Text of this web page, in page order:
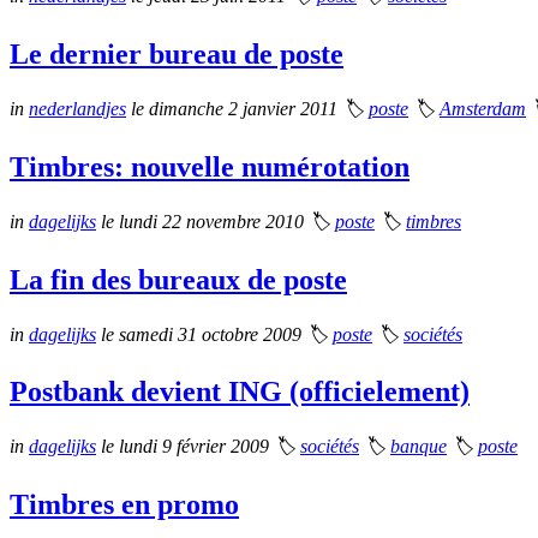
Le dernier bureau de poste
in nederlandjes le dimanche 2 janvier 2011 🏷 poste 🏷 Amsterdam
Timbres: nouvelle numérotation
in dagelijks le lundi 22 novembre 2010 🏷 poste 🏷 timbres
La fin des bureaux de poste
in dagelijks le samedi 31 octobre 2009 🏷 poste 🏷 sociétés
Postbank devient ING (officielement)
in dagelijks le lundi 9 février 2009 🏷 sociétés 🏷 banque 🏷 poste
Timbres en promo